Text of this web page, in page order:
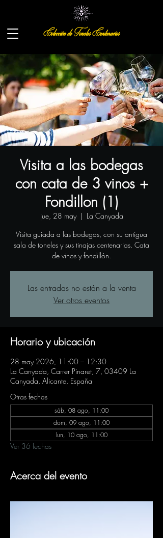
Colección de Toneles Centenarios
Visita a las bodegas
con cata de 3 vinos +
Fondillon (1)
jue, 28 may
  |
La Canyada
Visita guiada a las bodegas, con su antigua
sala de toneles y sus tinajas centenarias. Cata
de vinos y fondillón.
Las entradas no están a la venta
Ver otros eventos
Horario y ubicación
28 may 2026, 11:00 – 12:30
La Canyada, Carrer Pinaret, 7, 03409 La
Canyada, Alicante, España
Otras fechas
sáb, 08 ago, 11:00
dom, 09 ago, 11:00
lun, 10 ago, 11:00
Ver 36 fechas
Acerca del evento